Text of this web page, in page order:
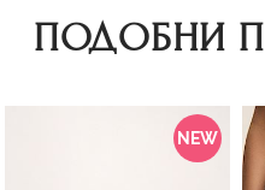
ПОДОБНИ
NEW